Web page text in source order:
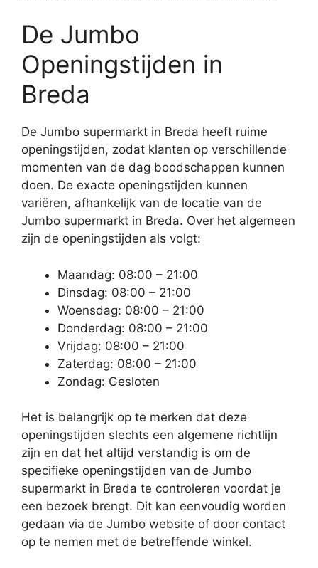
De Jumbo
Openingstijden in
Breda
De Jumbo supermarkt in Breda heeft ruime
openingstijden, zodat klanten op verschillende
momenten van de dag boodschappen kunnen
doen. De exacte openingstijden kunnen
variëren, afhankelijk van de locatie van de
Jumbo supermarkt in Breda. Over het algemeen
zijn de openingstijden als volgt:
Maandag: 08:00 – 21:00
Dinsdag: 08:00 – 21:00
Woensdag: 08:00 – 21:00
Donderdag: 08:00 – 21:00
Vrijdag: 08:00 – 21:00
Zaterdag: 08:00 – 21:00
Zondag: Gesloten
Het is belangrijk op te merken dat deze
openingstijden slechts een algemene richtlijn
zijn en dat het altijd verstandig is om de
specifieke openingstijden van de Jumbo
supermarkt in Breda te controleren voordat je
een bezoek brengt. Dit kan eenvoudig worden
gedaan via de Jumbo website of door contact
op te nemen met de betreffende winkel.